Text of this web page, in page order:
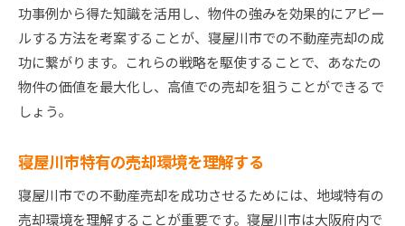
地元コミュニティを活かした売却事例
功事例から得た知識を活用し、物件の強みを効果的にアピー
ルする方法を考案することが、寝屋川市での不動産売却の成
功に繋がります。これらの戦略を駆使することで、あなたの
物件の価値を最大化し、高値での売却を狙うことができるで
しょう。
寝屋川市特有の売却環境を理解する
寝屋川市での不動産売却を成功させるためには、地域特有の
売却環境を理解することが重要です。寝屋川市は大阪府内で